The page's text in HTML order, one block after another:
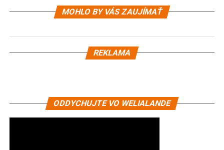
MOHLO BY VÁS ZAUJÍMAŤ
REKLAMA
ODDYCHUJTE VO WELIALANDE